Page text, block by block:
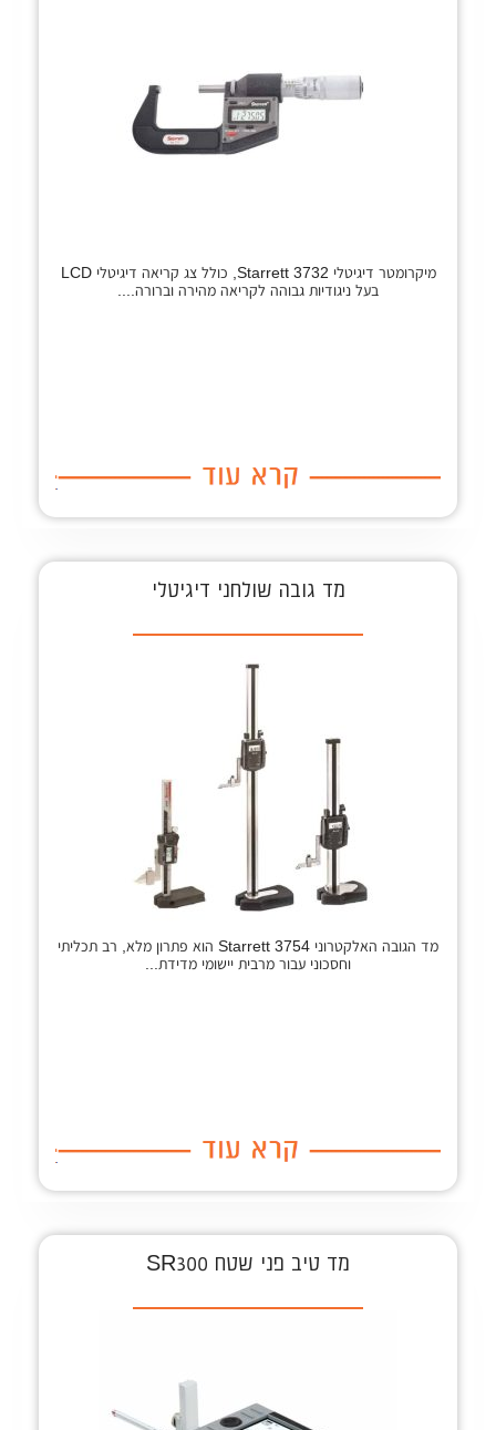
מיקרומטר דיגיטלי Starrett 3732, כולל צג קריאה דיגיטלי LCD
בעל ניגודיות גבוהה לקריאה מהירה וברורה....
מד גובה שולחני דיגיטלי
מד הגובה האלקטרוני Starrett 3754 הוא פתרון מלא, רב תכליתי
וחסכוני עבור מרבית יישומי מדידת...
מד טיב פני שטח SR300